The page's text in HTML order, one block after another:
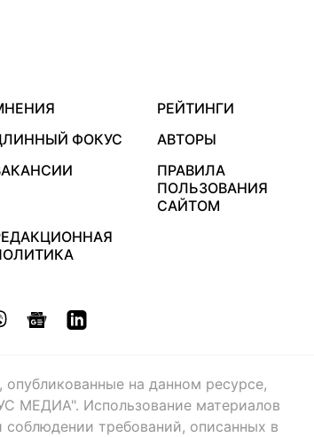
РЕЙТИНГИ
ФОКУС
АВТОРЫ
ПРАВИЛА
ПОЛЬЗОВАНИЯ
САЙТОМ
на данном ресурсе,
МЕДИА". Использование материалов
соблюдении требований, описанных в